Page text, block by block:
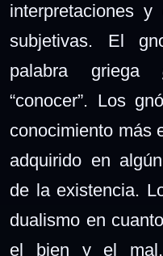
interpretaciones y
subjetivas. El
palabra griega
“conocer”. Los
conocimiento más
adquirido en
de la existencia.
dualismo en
el bien y el